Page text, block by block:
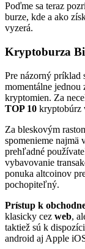
Poďme sa teraz
burze, kde a ako
vyzerá.
Kryptoburza
Pre názorný príklad
momentálne jednou
kryptomien. Za
TOP 10 kryptobúrz
Za bleskovým
spomenieme najmä
prehľadné
vybavovanie
ponuka altcoinov
pochopiteľný.
Prístup k
klasicky cez web,
taktiež sú k
android aj Apple